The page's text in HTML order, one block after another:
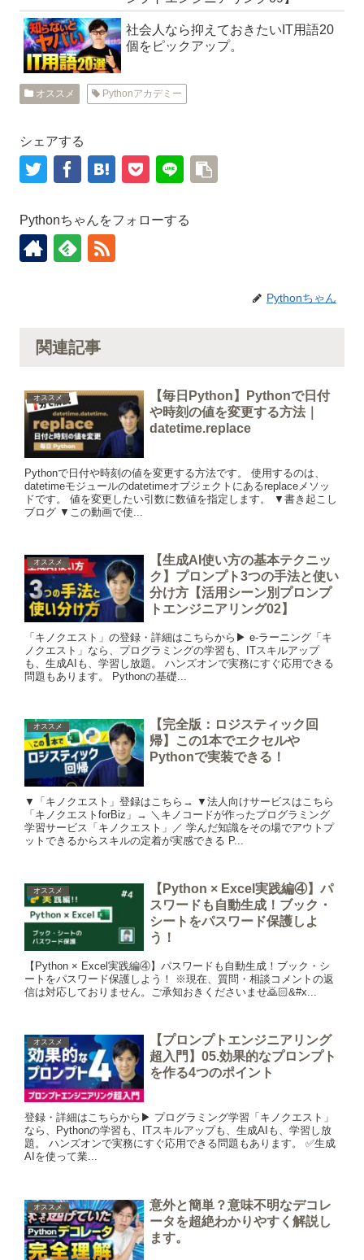
社会人なら抑えておきたいIT用語20
個をピックアップ。
オススメ Pythonアカデミー
シェアする
Pythonちゃんをフォローする
Pythonちゃん
関連記事
オススメ
【毎日Python】Pythonで日付
や時刻の値を変更する方法｜
datetime.replace
Pythonで日付や時刻の値を変更する方法です。 使用するのは、
datetimeモジュールのdatetimeオブジェクトにあるreplaceメソッ
ドです。 値を変更したい引数に数値を指定します。 ▼書き起こし
ブログ ▼この動画で使...
オススメ
【生成AI使い方の基本テクニッ
ク】プロンプト3つの手法と使い
分け方【活用シーン別プロンプ
トエンジニアリング02】
「キノクエスト」の登録・詳細はこちらから▶︎ e-ラーニング「キ
ノクエスト」なら、プログラミングの学習も、ITスキルアップ
も、生成AIも、学習し放題。 ハンズオンで実務にすぐ応用できる
問題もあります。 Pythonの基礎...
オススメ
【完全版：ロジスティック回
帰】この1本でエクセルや
Pythonで実装できる！
▼「キノクエスト」登録はこちら→ ▼法人向けサービスはこちら
「キノクエストforBiz」→ ＼キノコードが作ったプログラミング
学習サービス「キノクエスト」／ 学んだ知識をその場でアウトプ
ットできるからスキルの定着が実感できる P...
オススメ
【Python × Excel実践編④】パ
スワードも自動生成！ブック・
シートをパスワード保護しよ
う！
【Python × Excel実践編④】パスワードも自動生成！ブック・シ
ートをパスワード保護しよう！ ※現在、質問・相談コメントの返
信は対応しておりません。ご承知おきくださいませ🙇🏻‍&#x...
オススメ
【プロンプトエンジニアリング
超入門】05.効果的なプロンプト
を作る4つのポイント
登録・詳細はこちらから▶︎ プログラミング学習「キノクエスト」
なら、Pythonの学習も、ITスキルアップも、生成AIも、学習し放
題。 ハンズオンで実務にすぐ応用できる問題もあります。 ✅生成
AIを使って業...
オススメ
意外と簡単？意味不明なデコレ
ータを超絶わかりやすく解説し
ます。